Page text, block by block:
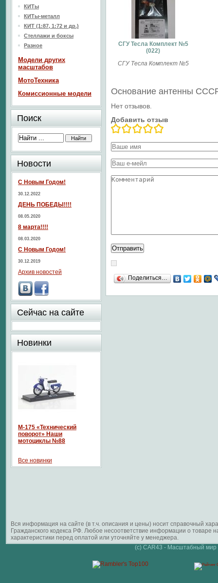
СГУ Тесла Комплект №5
(022)
СГУ Тесла Комплект №5
Основание антенны
Нет отзывов.
Добавить отзыв
Поделиться…
КИТы
КИТы-металл
КИТ (1:87, 1:72 и др.)
Стеллажи и боксы
Разное
Модели других
масштабов
МотоТехника
Комиссионные модели
Поиск
Новости
С Новым Годом!
30.12.2022
ДЕНЬ ПОБЕДЫ!!!!
08.05.2020
8 марта!!!!
08.03.2020
С Новым Годом!
30.12.2019
Архив новостей
Сейчас на сайте
Новинки
М-175 «Технический
поворот» Наши
мотоциклы №88
Все новинки
Вся информация на сайте (в т.ч. описания и цены) носит справочный
Гражданского кодекса РФ. Любое несоответствие информации о
характеристики перед оплатой или уточняйте у менеджера.
(c) CAR43 - Масштабный мир